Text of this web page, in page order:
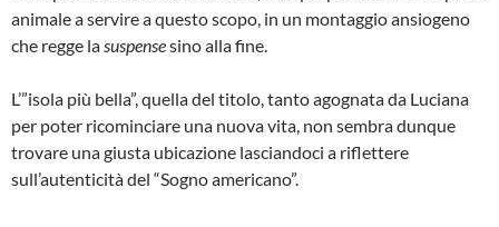
animale a servire a questo scopo, in un montaggio ansiogeno
che regge lasuspensesino alla fine.
L’”isola più bella”, quella del titolo, tanto agognata da Luciana
per poter ricominciare una nuova vita, non sembra dunque
trovare una giusta ubicazione lasciandoci a riflettere
sull’autenticità del “Sogno americano”.